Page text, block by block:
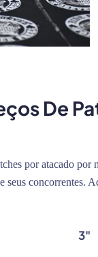
De
por atacado
seus concorrentes.
3"